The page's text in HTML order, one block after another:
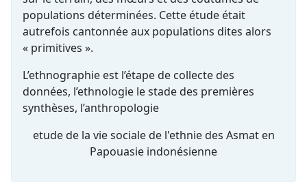
populations déterminées. Cette étude était
autrefois cantonnée aux populations dites alors
« primitives ».
L’ethnographie est l’étape de collecte des
données, l’ethnologie le stade des premières
synthèses, l’anthropologie
etude de la vie sociale de l'ethnie des Asmat en
Papouasie indonésienne